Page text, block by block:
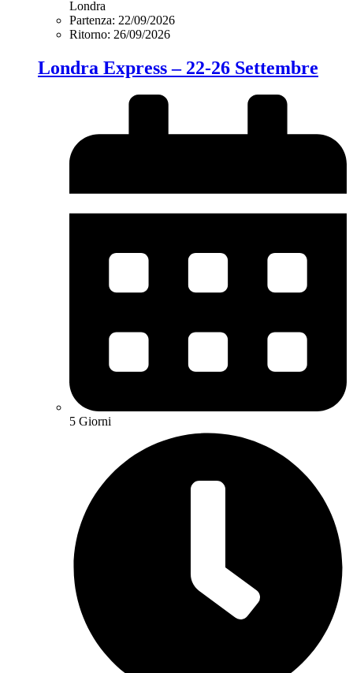
Londra
Partenza: 22/09/2026
Ritorno: 26/09/2026
Londra Express – 22-26 Settembre
5 Giorni